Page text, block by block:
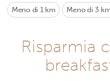
Meno di 1 km Meno di 3
Risparmia